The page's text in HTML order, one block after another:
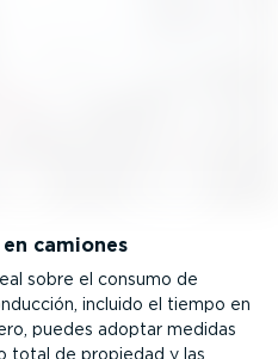
camiones
sobre el consumo de
incluido el tiempo en
puedes adoptar medidas
total de propiedad y las